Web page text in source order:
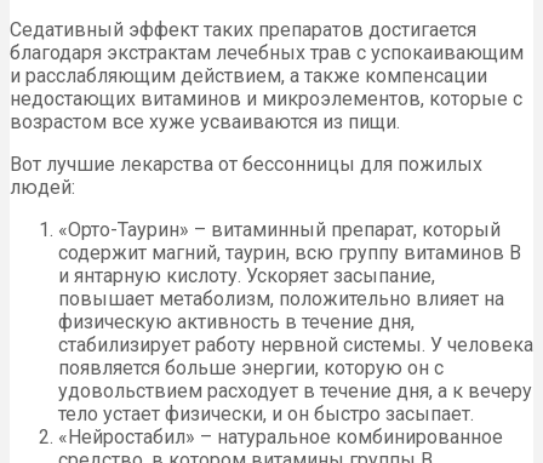
Седативный эффект таких препаратов достигается
благодаря экстрактам лечебных трав с успокаивающим
и расслабляющим действием, а также компенсации
недостающих витаминов и микроэлементов, которые с
возрастом все хуже усваиваются из пищи.
Вот лучшие лекарства от бессонницы для пожилых
людей:
«Орто-Таурин» – витаминный препарат, который
содержит магний, таурин, всю группу витаминов В
и янтарную кислоту. Ускоряет засыпание,
повышает метаболизм, положительно влияет на
физическую активность в течение дня,
стабилизирует работу нервной системы. У человека
появляется больше энергии, которую он с
удовольствием расходует в течение дня, а к вечеру
тело устает физически, и он быстро засыпает.
«Нейростабил» – натуральное комбинированное